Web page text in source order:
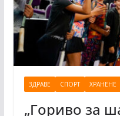
ЗДРАВЕ СПОРТ ХРАНЕНЕ
„Гориво за